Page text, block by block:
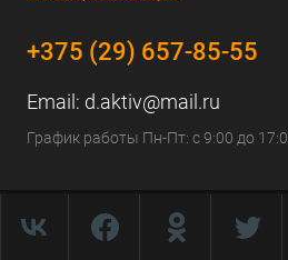
+375 (29) 657-85-55
Email: d.aktiv@mail.ru
График работы Пн-Пт: с 9:00 до